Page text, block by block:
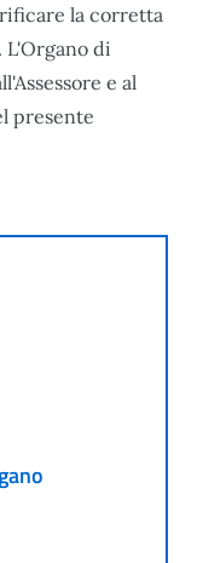
la corretta
di
e al
presente